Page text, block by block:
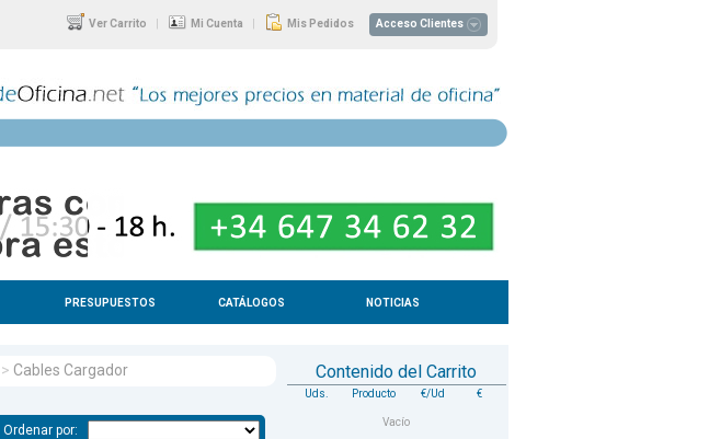
Ver Carrito | Mi Cuenta | Mis Pedidos Acceso Clientes
PRESUPUESTOS CATÁLOGOS NOTICIAS
> Cables Cargador
Ordenar por:
Contenido del Carrito
Uds. Producto €/Ud €
Vacío